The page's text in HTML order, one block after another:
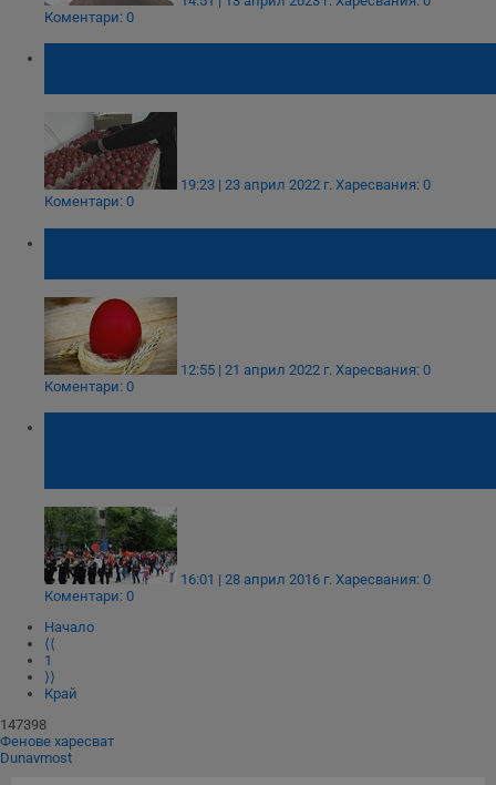
Коментари: 0
19:23 | 23 април 2022 г. Харесвания: 0
Коментари: 0
12:55 | 21 април 2022 г. Харесвания: 0
Коментари: 0
16:01 | 28 април 2016 г. Харесвания: 0
Коментари: 0
Начало
⟨⟨
1
⟩⟩
Край
147398
Фенове харесват
Dunavmost